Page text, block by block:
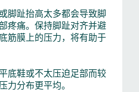
脚趾抬高太多都会导致脚
疼痛。保持脚趾对齐并避
筋膜上的压力，将有助于
底鞋或不太压迫足部而较
力分布更平均。